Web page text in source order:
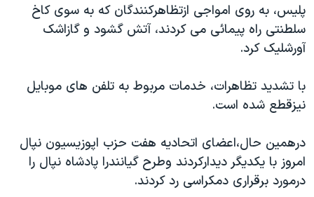
اسرائیل در جنگ
گالری عکس
آرشیو پخش زنده
ورزش زنان در ایران
اعتراضات زن، زندگی، آزادی
مجموعه مستندهای دادخواهی
تریبونال مردمی آبان ۹۸
چهل سال گروگان‌گیری
قانون شفافیت دارائی کادر رهبری ایران
زبانهای مختلف
پليس، به روی امواجی ازتظاهرکنندگان که به سوی کاخ
سلطنتی راه پيمائی می کردند، آتش گشود و گازاشک
آورشليک کرد.
با تشديد تظاهرات، خدمات مربوط به تلفن های موبايل
نيزقطع شده است.
درهمين حال،اعضای اتحاديه هفت حزب اپوزيسيون نپال
امروز با يکديگر ديدارکردند وطرح گيانندرا پادشاه نپال را
درمورد برقراری دمکراسی رد کردند.